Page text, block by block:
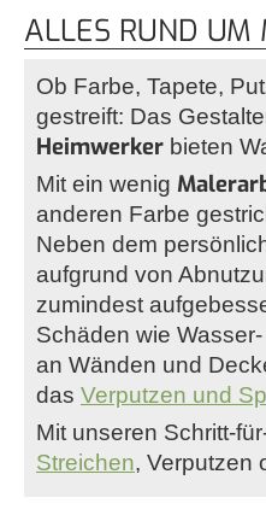
ALLES RUND UM
Ob Farbe, Tapete,
gestreift: Das
Heimwerker bieten
Mit ein wenig
anderen Farbe
Neben dem
aufgrund von
zumindest
Schäden wie
an Wänden und
das Verputzen und
Mit unseren Schritt-
Streichen, Verputzen